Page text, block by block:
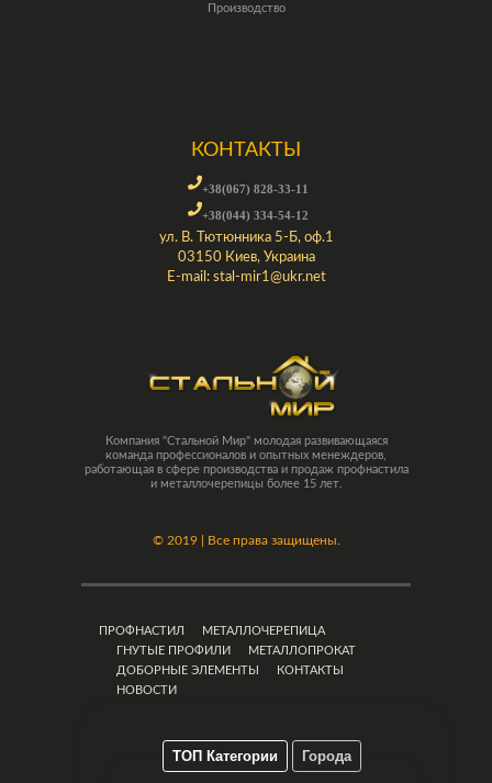
Производство
КОНТАКТЫ
+38(067) 828-33-11
+38(044) 334-54-12
ул. В. Тютюнника 5-Б, оф.1
03150 Киев, Украина
E-mail: stal-mir1@ukr.net
Компания "Стальной Мир" молодая развивающаяся
команда профессионалов и опытных менеждеров,
работающая в сфере производства и продаж профнастила
и металлочерепицы более 15 лет.
© 2019 | Все права защищены.
ПРОФНАСТИЛ
МЕТАЛЛОЧЕРЕПИЦА
ГНУТЫЕ ПРОФИЛИ
МЕТАЛЛОПРОКАТ
ДОБОРНЫЕ ЭЛЕМЕНТЫ
КОНТАКТЫ
НОВОСТИ
ТОП Категории Города